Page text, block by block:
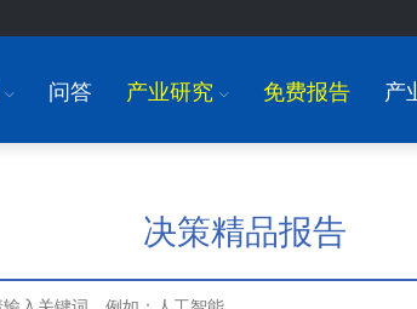
I 问答 产业研究 I 免费报告 产
决策精品报告